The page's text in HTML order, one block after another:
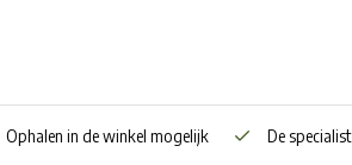
Ophalen in de winkel mogelijk De